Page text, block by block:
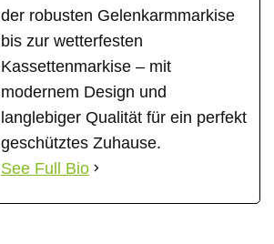
der robusten Gelenkarmmarkise
bis zur wetterfesten
Kassettenmarkise – mit
modernem Design und
langlebiger Qualität für ein perfekt
geschütztes Zuhause.
See Full Bio